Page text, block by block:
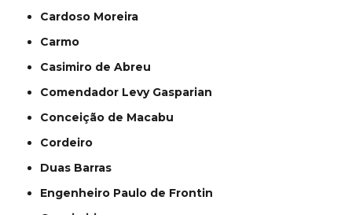
Cardoso Moreira
Carmo
Casimiro de Abreu
Comendador Levy Gasparian
Conceição de Macabu
Cordeiro
Duas Barras
Engenheiro Paulo de Frontin